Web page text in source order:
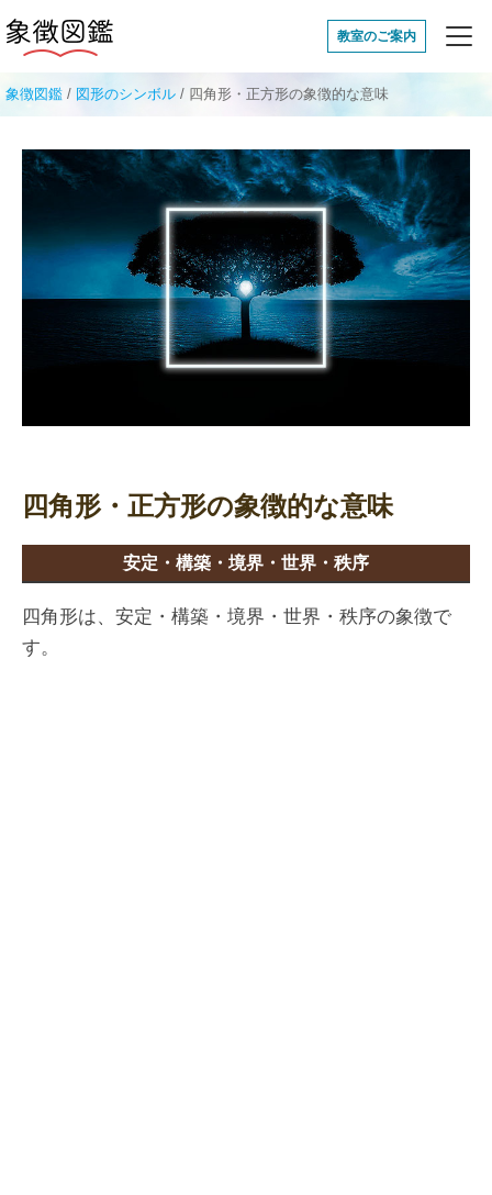
教室のご案内
象徴図鑑 / 図形のシンボル / 四角形・正方形の象徴的な意味
四角形・正方形の象徴的な意味
安定・構築・境界・世界・秩序
四角形は、安定・構築・境界・世界・秩序の象徴で
す。